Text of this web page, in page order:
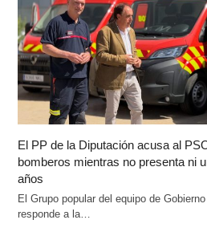
El PP de la Diputación acusa al
bomberos mientras no presenta ni
años
El Grupo popular del equipo de
responde a la…